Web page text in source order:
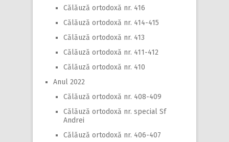
Călăuză ortodoxă nr. 416
Călăuză ortodoxă nr. 414-415
Călăuză ortodoxă nr. 413
Călăuză ortodoxă nr. 411-412
Călăuză ortodoxă nr. 410
Anul 2022
Călăuză ortodoxă nr. 408-409
Călăuză ortodoxă nr. special Sf
Andrei
Călăuză ortodoxă nr. 406-407